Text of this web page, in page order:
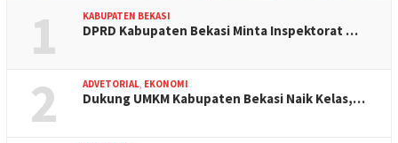
1 KABUPATEN BEKASI
DPRD Kabupaten Bekasi Minta Inspektorat …
2 ADVETORIAL, EKONOMI
Dukung UMKM Kabupaten Bekasi Naik Kelas,…